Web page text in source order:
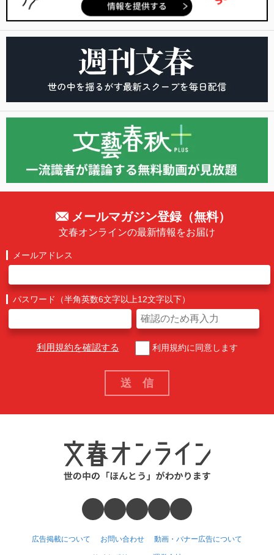
メールマガジン登録（無料）
文春オンラインの最新情報をお届け
メールアドレス
パスワード（半角英数6文字以上12文字以下）
利用規約を確認する 利用規約に同意します
広告掲載について お問い合わせ 動画・バナー広告について